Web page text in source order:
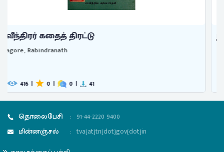
நாலு அத்தியாயம்
Tagore, Rabindranath
361 | 0 | 0 |
தொலைபேசி : 91-44-2220 9400
மின்னஞ்சல்
: tva[at]tn[dot]gov[dot]in